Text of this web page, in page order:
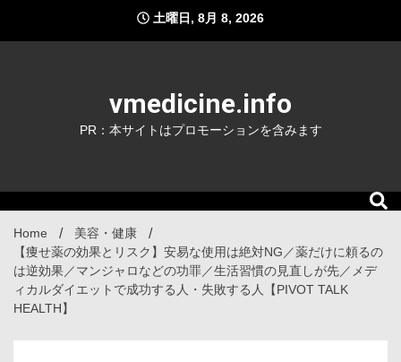
content
土曜日, 8月 8, 2026
vmedicine.info
PR：本サイトはプロモーションを含みます
Home
美容・健康
【痩せ薬の効果とリスク】安易な使用は絶対NG／薬だけに頼るの
は逆効果／マンジャロなどの功罪／生活習慣の見直しが先／メデ
ィカルダイエットで成功する人・失敗する人【PIVOT TALK
HEALTH】